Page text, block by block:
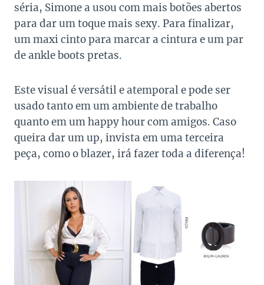
séria, Simone a usou com mais botões abertos
para dar um toque mais sexy. Para finalizar,
um maxi cinto para marcar a cintura e um par
de ankle boots pretas.
Este visual é versátil e atemporal e pode ser
usado tanto em um ambiente de trabalho
quanto em um happy hour com amigos. Caso
queira dar um up, invista em uma terceira
peça, como o blazer, irá fazer toda a diferença!